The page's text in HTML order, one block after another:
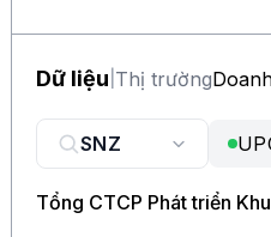
Dữ liệu Thị trường
Tổng CTCP Phát triển